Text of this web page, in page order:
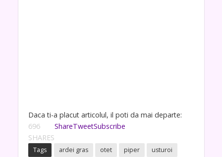
Daca ti-a placut articolul, il poti da mai departe:
696
SHARES
ShareTweetSubscribe
Tags ardei gras otet piper usturoi